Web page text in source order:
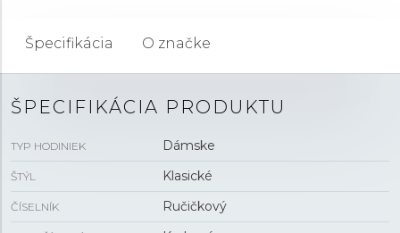
Špecifikácia O značke
ŠPECIFIKÁCIA PRODUKTU
TYP HODINIEK Dámske
ŠTÝL Klasické
ČÍSELNÍK Ručičkový